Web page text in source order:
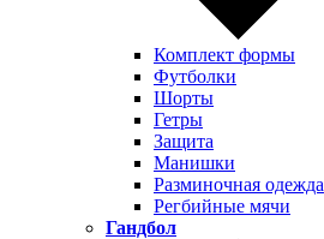
Комплект формы
Футболки
Шорты
Гетры
Защита
Манишки
Разминочная одежда
Регбийные мячи
Гандбол